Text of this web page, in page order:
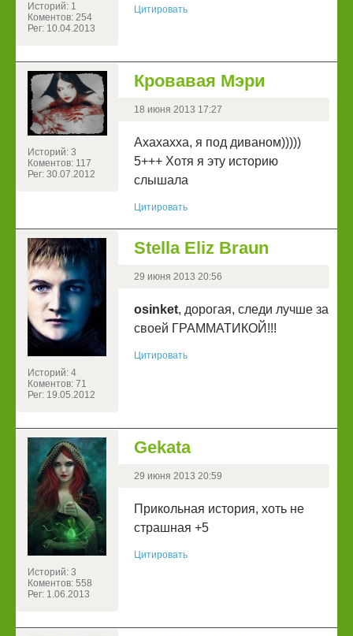
Историй: 1
Коментов: 254
Рег: 10.04.2013
Цитировать
Историй: 3
Коментов: 117
Рег: 30.07.2012
Кровавая Мэри
18 июня 2013 17:27
Ахахахха, я под диваном)))))
5+++ Хотя я эту историю
слышала
Цитировать
Историй: 4
Коментов: 71
Рег: 19.05.2012
Stella Eliz Braun
29 июня 2013 20:56
osinket, дорогая, следи лучше за
своей ГРАММАТИКОЙ!!!
Цитировать
Историй: 3
Коментов: 558
Рег: 1.06.2013
Gekata
29 июня 2013 20:59
Прикольная история, хоть не
страшная +5
Цитировать